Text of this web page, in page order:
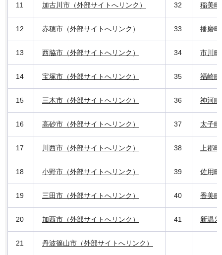
11 加古川市（外部サイトへリンク） 32 稲美
12 赤穂市（外部サイトへリンク） 33 播磨
13 西脇市（外部サイトへリンク） 34 市川
14 宝塚市（外部サイトへリンク） 35 福崎
15 三木市（外部サイトへリンク） 36 神河
16 高砂市（外部サイトへリンク） 37 太子
17 川西市（外部サイトへリンク） 38 上郡
18 小野市（外部サイトへリンク） 39 佐用
19 三田市（外部サイトへリンク） 40 香美
20 加西市（外部サイトへリンク） 41 新温
21 丹波篠山市（外部サイトへリンク）